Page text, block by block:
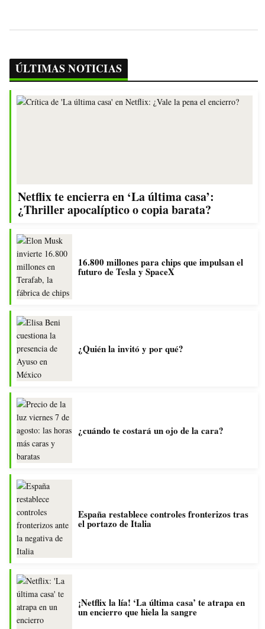
ÚLTIMAS NOTICIAS
Netflix te encierra en ‘La última casa’:
¿Thriller apocalíptico o copia barata?
16.800 millones para chips que impulsan el
futuro de Tesla y SpaceX
¿Quién la invitó y por qué?
¿cuándo te costará un ojo de la cara?
España restablece controles fronterizos tras
el portazo de Italia
¡Netflix la lía! ‘La última casa’ te atrapa en
un encierro que hiela la sangre